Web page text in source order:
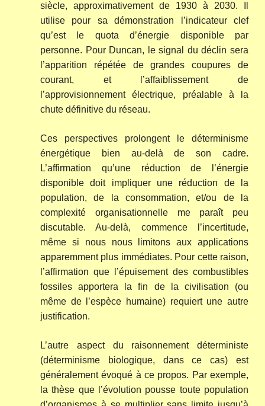
siècle, approximativement de 1930 à 2030. Il
utilise pour sa démonstration l’indicateur clef
qu’est le quota d’énergie disponible par
personne. Pour Duncan, le signal du déclin sera
l’apparition répétée de grandes coupures de
courant, et l’affaiblissement de
l’approvisionnement électrique, préalable à la
chute définitive du réseau.
Ces perspectives prolongent le déterminisme
énergétique bien au-delà de son cadre.
L’affirmation qu’une réduction de l’énergie
disponible doit impliquer une réduction de la
population, de la consommation, et/ou de la
complexité organisationnelle me paraît peu
discutable. Au-delà, commence l’incertitude,
même si nous nous limitons aux applications
apparemment plus immédiates. Pour cette raison,
l’affirmation que l’épuisement des combustibles
fossiles apportera la fin de la civilisation (ou
même de l’espèce humaine) requiert une autre
justification.
L’autre aspect du raisonnement déterministe
(déterminisme biologique, dans ce cas) est
généralement évoqué à ce propos. Par exemple,
la thèse que l’évolution pousse toute population